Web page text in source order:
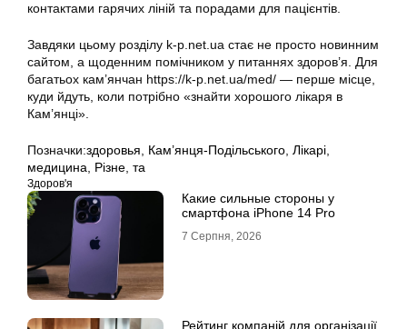
контактами гарячих ліній та порадами для пацієнтів.
Завдяки цьому розділу k-p.net.ua стає не просто новинним
сайтом, а щоденним помічником у питаннях здоров’я. Для
багатьох кам’янчан https://k-p.net.ua/med/ — перше місце,
куди йдуть, коли потрібно «знайти хорошого лікаря в
Кам’янці».
Позначки:здоровья Кам’янця-Подільського Лікарі
медицина
Різне та
Здоров'я
Какие сильные стороны у
смартфона iPhone 14 Pro
7 Серпня, 2026
Рейтинг компаній для організації